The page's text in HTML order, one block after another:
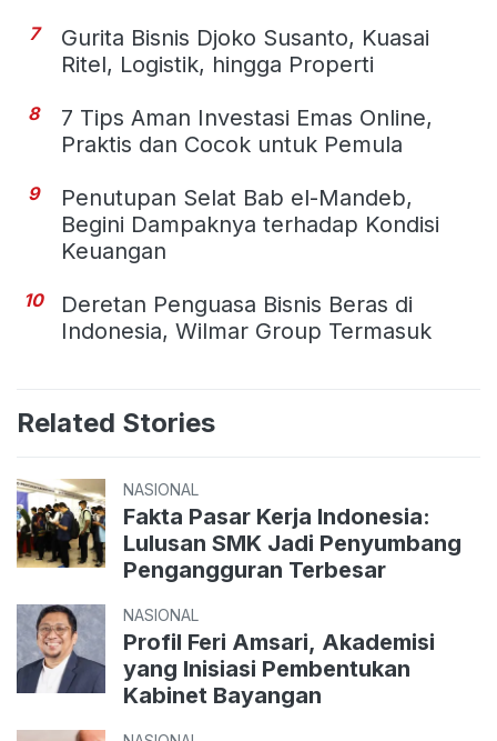
7
Gurita Bisnis Djoko Susanto, Kuasai
Ritel, Logistik, hingga Properti
8
7 Tips Aman Investasi Emas Online,
Praktis dan Cocok untuk Pemula
9
Penutupan Selat Bab el-Mandeb,
Begini Dampaknya terhadap Kondisi
Keuangan
10
Deretan Penguasa Bisnis Beras di
Indonesia, Wilmar Group Termasuk
Related Stories
NASIONAL
Fakta Pasar Kerja Indonesia:
Lulusan SMK Jadi Penyumbang
Pengangguran Terbesar
NASIONAL
Profil Feri Amsari, Akademisi
yang Inisiasi Pembentukan
Kabinet Bayangan